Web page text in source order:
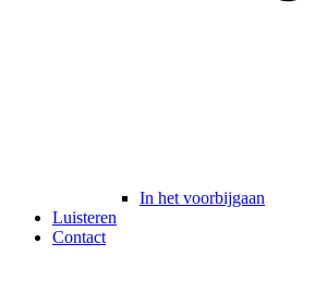
In het voorbijgaan
Luisteren
Contact